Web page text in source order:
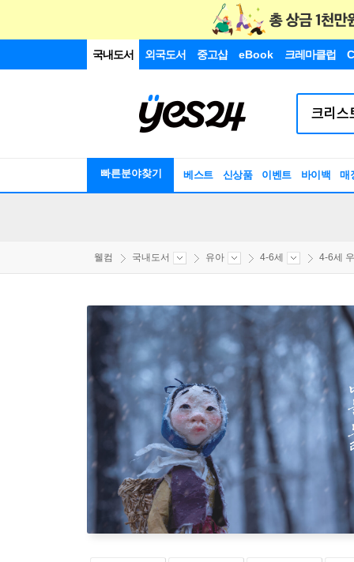
국내도서 외국도서 중고샵 eBook 크레마클럽
빠른분야찾기 베스트 신상품 이벤트 바이백 매
웰컴 국내도서 유아 4-6세 4-6세